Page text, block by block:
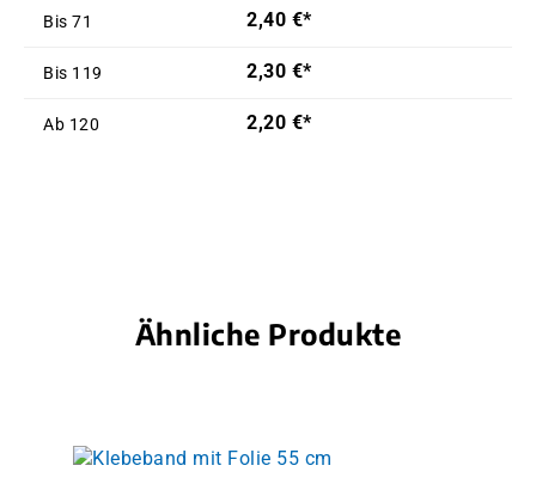
Bis 71 2,40 €*
Bis 119 2,30 €*
Ab 120 2,20 €*
Ähnliche Produkte